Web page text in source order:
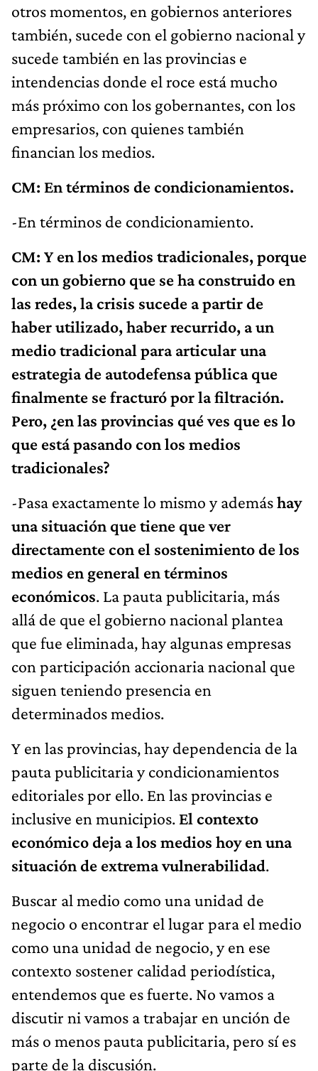
otros momentos, en gobiernos anteriores
también, sucede con el gobierno nacional y
sucede también en las provincias e
intendencias donde el roce está mucho
más próximo con los gobernantes, con los
empresarios, con quienes también
financian los medios.
CM: En términos de condicionamientos.
-En términos de condicionamiento.
CM: Y en los medios tradicionales, porque
con un gobierno que se ha construido en
las redes, la crisis sucede a partir de
haber utilizado, haber recurrido, a un
medio tradicional para articular una
estrategia de autodefensa pública que
finalmente se fracturó por la filtración.
Pero, ¿en las provincias qué ves que es lo
que está pasando con los medios
tradicionales?
-Pasa exactamente lo mismo y ademáshay
una situación que tiene que ver
directamente con el sostenimiento de los
medios en general en términos
económicos. La pauta publicitaria, más
allá de que el gobierno nacional plantea
que fue eliminada, hay algunas empresas
con participación accionaria nacional que
siguen teniendo presencia en
determinados medios.
Y en las provincias, hay dependencia de la
pauta publicitaria y condicionamientos
editoriales por ello. En las provincias e
inclusive en municipios. El contexto
económico deja a los medios hoy en una
situación de extrema vulnerabilidad.
Buscar al medio como una unidad de
negocio o encontrar el lugar para el medio
como una unidad de negocio, y en ese
contexto sostener calidad periodística,
entendemos que es fuerte. No vamos a
discutir ni vamos a trabajar en unción de
más o menos pauta publicitaria, pero sí es
parte de la discusión.